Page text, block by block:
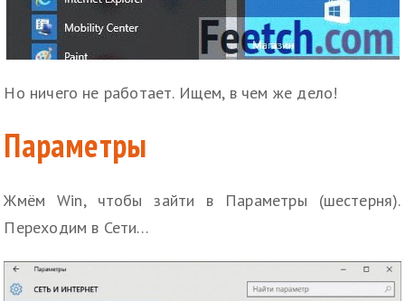
Но ничего не работает. Ищем, в чем же дело!
Параметры
Жмём Win, чтобы зайти в Параметры (шестерня).
Переходим в Сети…